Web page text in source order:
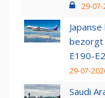
29-
bezorgt
E190-E2
29-07-
Saudi